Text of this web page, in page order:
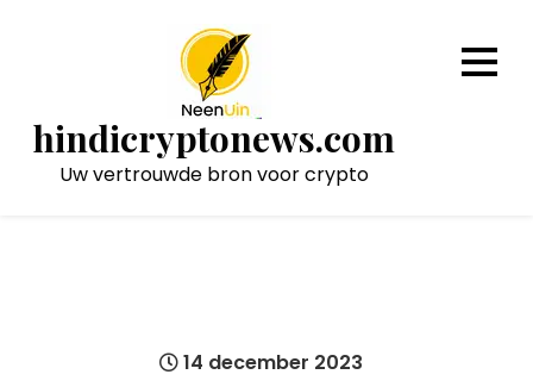
hindicryptonews.com
Uw vertrouwde bron voor crypto
14 december 2023